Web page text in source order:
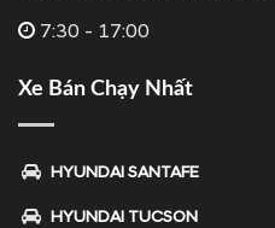
7:30 - 17:00
Xe Bán Chạy Nhất
HYUNDAI SANTAFE
HYUNDAI TUCSON